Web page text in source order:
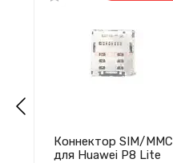
Коннектор SIM/MMC
для Huawei P8 Lite